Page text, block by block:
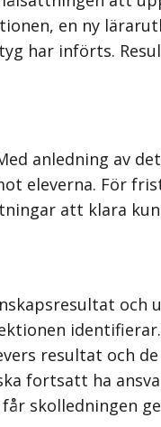
en ny
har införts.
anledning av
eleverna. För
att klara
och
resultat och
fortsatt ha
skolledningen